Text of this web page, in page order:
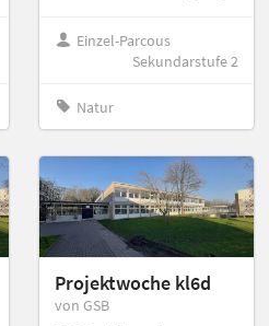
Einzel-Parcous
Sekundarstufe 2
Natur
Projektwoche kl6d
von GSB